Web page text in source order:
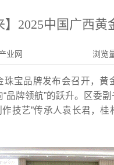
】2025中国广西
业网 浏览
宝品牌发布会召开，
品牌领航”的跃升。区委
技艺”传承人袁长君，